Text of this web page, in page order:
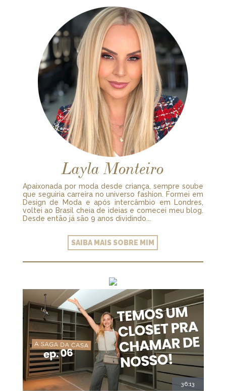
Layla Monteiro
Apaixonada por moda desde criança, sempre soube
que seguiria carreira no universo fashion. Formei em
Design de Moda e após intercâmbio em Londres,
voltei ao Brasil cheia de ideias e comecei meu blog.
Desde então já são 9 anos dividindo...
SAIBA MAIS SOBRE MIM
36:13